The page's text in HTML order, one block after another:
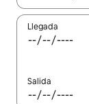
Llegada
Salida